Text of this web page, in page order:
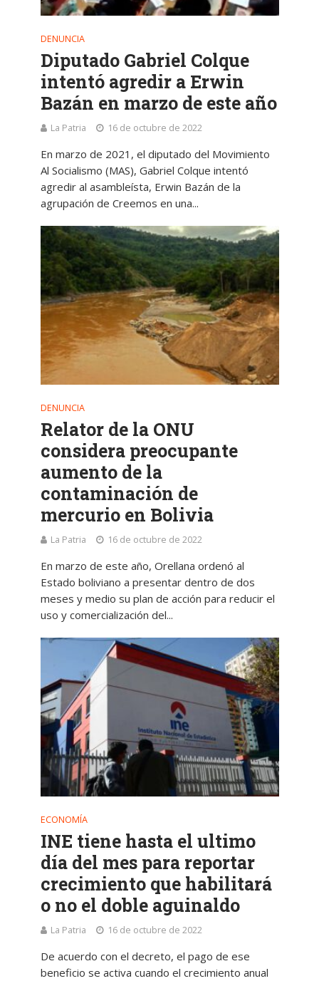
DENUNCIA
Diputado Gabriel Colque
intentó agredir a Erwin
Bazán en marzo de este año
La Patria 16 de octubre de 2022
En marzo de 2021, el diputado del Movimiento
Al Socialismo (MAS), Gabriel Colque intentó
agredir al asambleísta, Erwin Bazán de la
agrupación de Creemos en una...
DENUNCIA
Relator de la ONU
considera preocupante
aumento de la
contaminación de
mercurio en Bolivia
La Patria 16 de octubre de 2022
En marzo de este año, Orellana ordenó al
Estado boliviano a presentar dentro de dos
meses y medio su plan de acción para reducir el
uso y comercialización del...
ECONOMÍA
INE tiene hasta el ultimo
día del mes para reportar
crecimiento que habilitará
o no el doble aguinaldo
La Patria 16 de octubre de 2022
De acuerdo con el decreto, el pago de ese
beneficio se activa cuando el crecimiento anual